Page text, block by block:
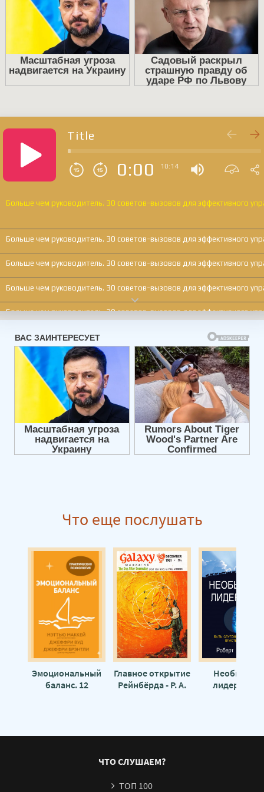
Title
0:00 10:14
Больше чем руководитель. 30 советов-вызовов для эффективного
Больше чем руководитель. 30 советов-вызовов для эффективного
Больше чем руководитель. 30 советов-вызовов для эффективного
Больше чем руководитель. 30 советов-вызовов для эффективного
Больше чем руководитель. 30 советов-вызовов для эффективного
Больше чем руководитель. 30 советов-вызовов для эффективного
Больше чем руководитель. 30 советов-вызовов для эффективного
Больше чем руководитель. 30 советов-вызовов для эффективного
Больше чем руководитель. 30 советов-вызовов для эффективного
Больше чем руководитель. 30 советов-вызовов для эффективного
Больше чем руководитель. 30 советов-вызовов для эффективного
Больше чем руководитель. 30 советов-вызовов для эффективного
Больше чем руководитель. 30 советов-вызовов для эффективного
Больше чем руководитель. 30 советов-вызовов для эффективного
Больше чем руководитель. 30 советов-вызовов для эффективного
Больше чем руководитель. 30 советов-вызовов для эффективного
Что еще послушать
Эмоциональный
баланс. 12
Главное открытие
Рейнбёрда - Р. А.
Необычное
лидерство -
ЧТО СЛУШАЕМ?
ТОП 100